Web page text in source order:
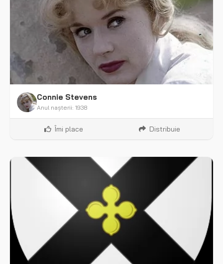
Connie Stevens
Anul nașterii: 1938
Îmi place Distribuie